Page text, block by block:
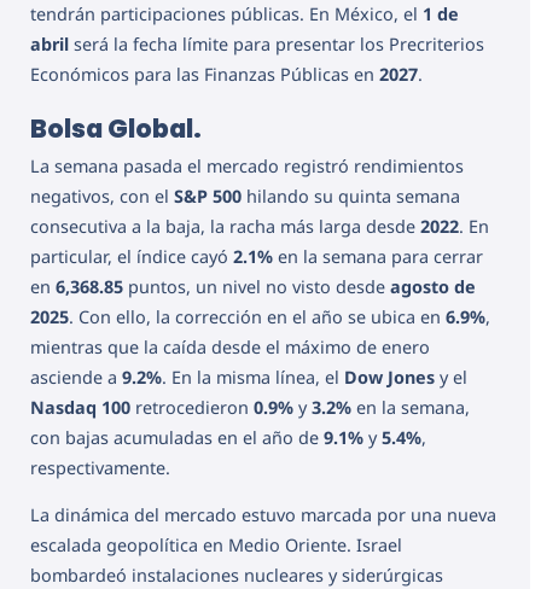
tendrán participaciones públicas. En México, el 1 de
abril será la fecha límite para presentar los Precriterios
Económicos para las Finanzas Públicas en 2027.
Bolsa Global.
La semana pasada el mercado registró rendimientos
negativos, con el S&P 500 hilando su quinta semana
consecutiva a la baja, la racha más larga desde 2022. En
particular, el índice cayó 2.1% en la semana para cerrar
en 6,368.85 puntos, un nivel no visto desde agosto de
2025. Con ello, la corrección en el año se ubica en 6.9%,
mientras que la caída desde el máximo de enero
asciende a 9.2%. En la misma línea, el Dow Jones y el
Nasdaq 100 retrocedieron 0.9% y3.2% en la semana,
con bajas acumuladas en el año de 9.1% y5.4%,
respectivamente.
La dinámica del mercado estuvo marcada por una nueva
escalada geopolítica en Medio Oriente. Israel
bombardeó instalaciones nucleares y siderúrgicas